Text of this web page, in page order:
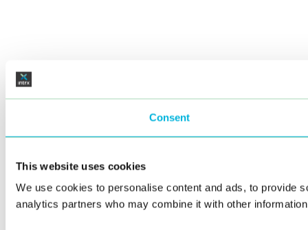
Consent
This website uses cookies
We use cookies to personalise content and ads, to provide
analytics partners who may combine it with other